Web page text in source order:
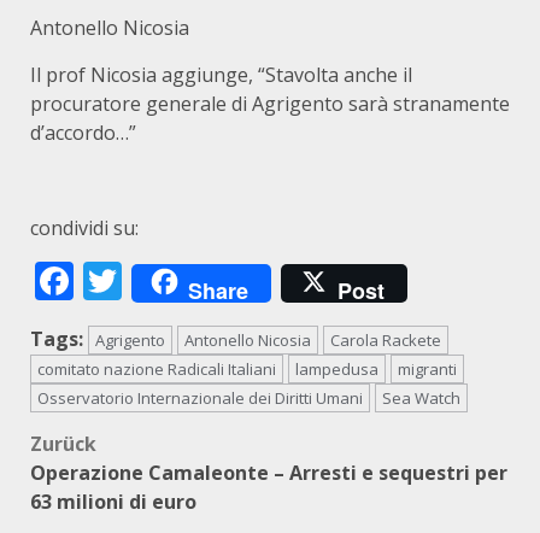
Antonello Nicosia
Il prof Nicosia aggiunge, “Stavolta anche il
procuratore generale di Agrigento sarà stranamente
d’accordo…”
condividi su:
Facebook
Twitter
Share Post
Tags: Agrigento Antonello Nicosia
Carola Rackete
comitato nazione Radicali Italiani
lampedusa
migranti
Osservatorio Internazionale dei Diritti Umani
Sea Watch
Beitragsnavigation
Zurück
Operazione Camaleonte – Arresti e sequestri per
63 milioni di euro